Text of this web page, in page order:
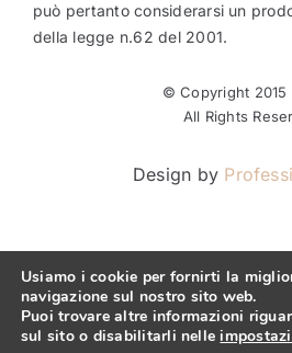
può pertanto considerarsi un
della legge n.62 del 2001.
© Copyright 2015
All Rights
Design by
Usiamo i cookie per fornirti la
navigazione sul nostro sito web.
Puoi trovare altre informazioni
sul sito o disabilitarli nelle